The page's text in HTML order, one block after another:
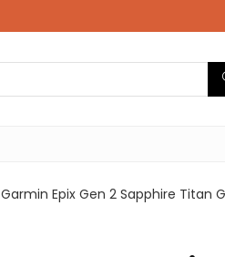
Garmin Epix Gen 2 Sapphire Titan